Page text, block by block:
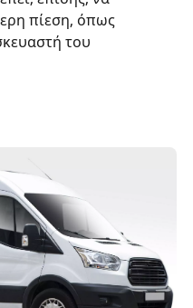
πίεση, όπως
του